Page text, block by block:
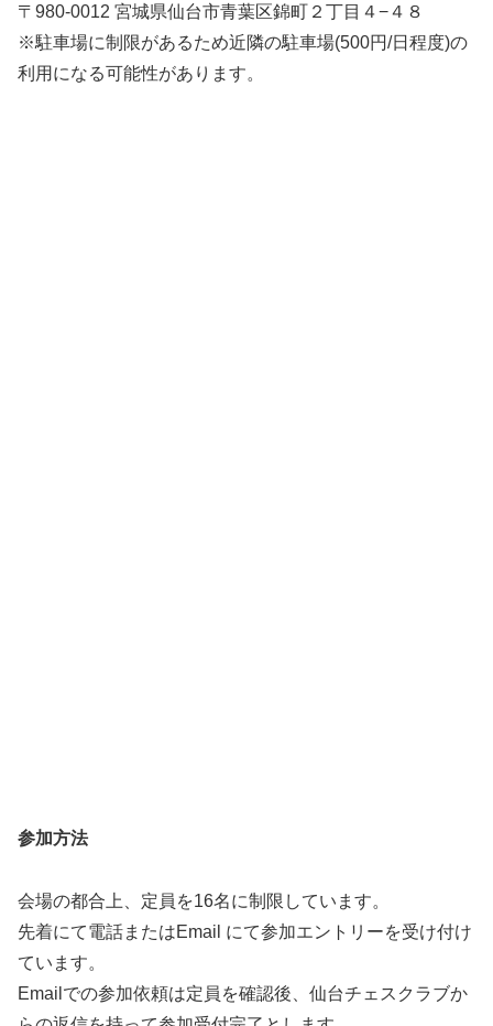
〒980-0012 宮城県仙台市青葉区錦町２丁目４−４８
※駐車場に制限があるため近隣の駐車場(500円/日程度)の
利用になる可能性があります。
参加方法
会場の都合上、定員を16名に制限しています。
先着にて電話またはEmail にて参加エントリーを受け付け
ています。
Emailでの参加依頼は定員を確認後、仙台チェスクラブか